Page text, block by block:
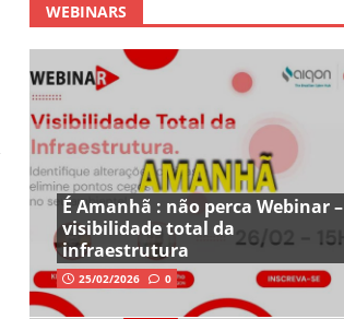
WEBINARS
É Amanhã : não perca Webinar –
visibilidade total da
infraestrutura
25/02/2026 0